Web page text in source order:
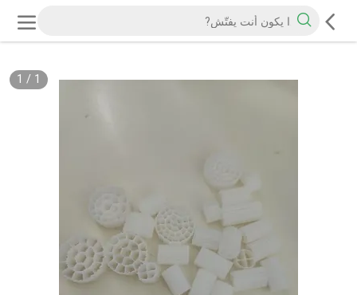
1
/
1